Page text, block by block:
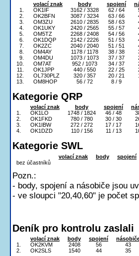
volací znak body spojení
1.
OK1IF 3162 / 3328 62 / 64
2.
OK2BFN 3087 / 3234 63 / 66
3.
OM3ZU 2610 / 2835 58 / 63
4.
OK1UKY 2420 / 2565 55 / 57
5.
OM5TZ 2268 / 2408 54 / 56
6.
OK1DQP 2142 / 2226 51 / 53
7.
OK2ZC 2040 / 2040 51 / 51
8.
OM4AY 1178 / 1178 38 / 38
9.
OM4DU 1073 / 1073 37 / 37
10.
OM7AT 952 / 1073 34 / 37
11.
OK1JPP 440 / 550 22 / 25
12.
OL730PLZ 320 / 357 20 / 21
13.
OM8HOP 56 / 72 8 / 9
Kategorie QRP
volací znak body spojení
1.
OK1LO 1748 / 1824 46 / 48
2.
OK1FKD 780 / 780 30 / 30
3.
OK1IBW 272 / 272 17 / 17
4.
OK1DZD 110 / 156 11 / 13
Kategorie SWL
volací znak body
spojení
bez účastníků
Pozn.:
- body, spojení a násobiče jsou
- ve sloupci "20,40,60" je počet
Deník pro kontrolu zaslali
volací znak body spojení
1.
OK2KVM 2408 56
43
2.
OK2SLS 1540 44 35